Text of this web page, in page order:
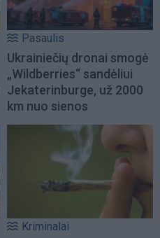
Pasaulis
Ukrainiečių dronai smogė
„Wildberries“ sandėliui
Jekaterinburge, už 2000
km nuo sienos
Kriminalai